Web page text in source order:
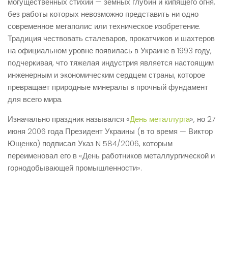
без работы которых невозможно представить ни одно
современное мегаполис или техническое изобретение.
Традиция чествовать сталеваров, прокатчиков и шахтеров
на официальном уровне появилась в Украине в 1993 году,
подчеркивая, что тяжелая индустрия является настоящим
инженерным и экономическим сердцем страны, которое
превращает природные минералы в прочный фундамент
для всего мира.
Изначально праздник назывался «День металлурга», но 27
июня 2006 года Президент Украины (в то время — Виктор
Ющенко) подписал Указ N 584/2006, которым
переименовал его в «День работников металлургической и
горнодобывающей промышленности».